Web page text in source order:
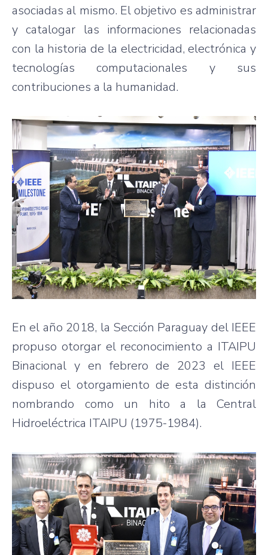
asociadas al mismo. El objetivo es administrar
y catalogar las informaciones relacionadas
con la historia de la electricidad, electrónica y
tecnologías computacionales y sus
contribuciones a la humanidad.
En el año 2018, la Sección Paraguay del IEEE
propuso otorgar el reconocimiento a ITAIPU
Binacional y en febrero de 2023 el IEEE
dispuso el otorgamiento de esta distinción
nombrando como un hito a la Central
Hidroeléctrica ITAIPU (1975-1984).